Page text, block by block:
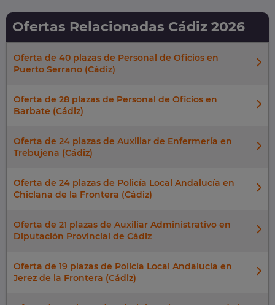
Ofertas Relacionadas Cádiz 2026
Oferta de 40 plazas de Personal de Oficios en
Puerto Serrano (Cádiz)
Oferta de 28 plazas de Personal de Oficios en
Barbate (Cádiz)
Oferta de 24 plazas de Auxiliar de Enfermería en
Trebujena (Cádiz)
Oferta de 24 plazas de Policía Local Andalucía en
Chiclana de la Frontera (Cádiz)
Oferta de 21 plazas de Auxiliar Administrativo en
Diputación Provincial de Cádiz
Oferta de 19 plazas de Policía Local Andalucía en
Jerez de la Frontera (Cádiz)